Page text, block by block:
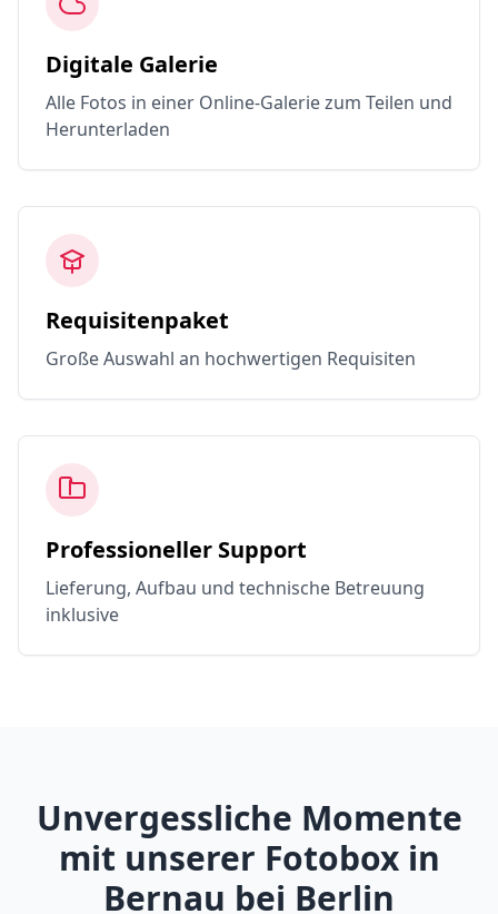
Digitale Galerie
Alle Fotos in einer Online-Galerie zum Teilen und
Herunterladen
Requisitenpaket
Große Auswahl an hochwertigen Requisiten
Professioneller Support
Lieferung, Aufbau und technische Betreuung
inklusive
Unvergessliche Momente
mit unserer Fotobox in
Bernau bei Berlin